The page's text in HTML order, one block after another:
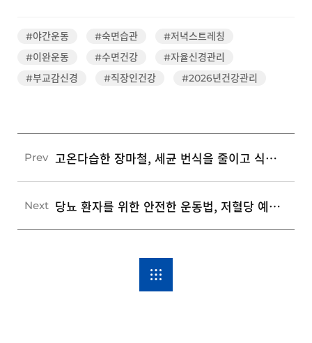
#야간운동 #숙면습관
#저녁스트레칭
#이완운동
#수면건강
#자율신경관리
#부교감신경
#직장인건강 #2026년건강관리
Prev 고온다습한 장마철, 세균 번식을 줄이고 식품 안전을 지키는 3가지 주방 위생 수칙
Next 당뇨 환자를 위한 안전한 운동법, 저혈당 예방을 돕는 3가지 필수 운동 수칙